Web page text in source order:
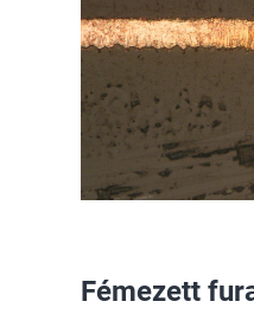
Fémezett